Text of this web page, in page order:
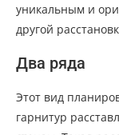
уникальным и
другой
Два ряда
Этот вид
гарнитур